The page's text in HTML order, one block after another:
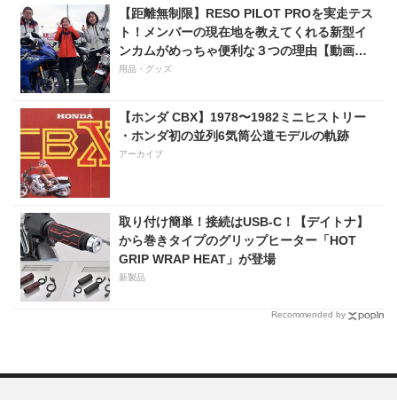
【距離無制限】RESO PILOT PROを実走テス
ト！メンバーの現在地を教えてくれる新型イ
ンカムがめっちゃ便利な３つの理由【動画付
き】
用品・グッズ
【ホンダ CBX】1978〜1982ミニヒストリー
・ホンダ初の並列6気筒公道モデルの軌跡
アーカイブ
取り付け簡単！接続はUSB-C！【デイトナ】
から巻きタイプのグリップヒーター「HOT
GRIP WRAP HEAT」が登場
新製品
Recommended by